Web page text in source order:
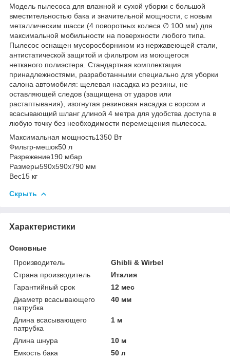
Модель пылесоса для влажной и сухой уборки с большой
вместительностью бака и значительной мощности, с новым
металлическим шасси (4 поворотных колеса ∅ 100 мм) для
максимальной мобильности на поверхности любого типа.
Пылесос оснащен мусоросборником из нержавеющей стали,
антистатической защитой и фильтром из моющегося
нетканого полиэстера. Стандартная комплектация
принадлежностями, разработанными специально для уборки
салона автомобиля: щелевая насадка из резины, не
оставляющей следов (защищена от ударов или
растаптывания), изогнутая резиновая насадка с ворсом и
всасывающий шланг длиной 4 метра для удобства доступа в
любую точку без необходимости перемещения пылесоса.
Максимальная мощность1350 Вт
Фильтр-мешок50 л
Разрежение190 мбар
Размеры590x590x790 мм
Вес15 кг
Скрыть
Характеристики
Основные
Производитель
Ghibli & Wirbel
Страна производитель
Италия
Гарантийный срок
12 мес
Диаметр всасывающего
патрубка
40 мм
Длина всасывающего
патрубка
1 м
Длина шнура
10 м
Емкость бака
50 л